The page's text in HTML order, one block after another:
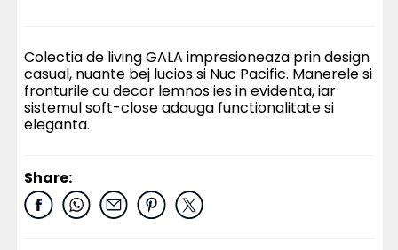
Colectia de living GALA impresioneaza prin design
casual, nuante bej lucios si Nuc Pacific. Manerele si
fronturile cu decor lemnos ies in evidenta, iar
sistemul soft-close adauga functionalitate si
eleganta.
Share: